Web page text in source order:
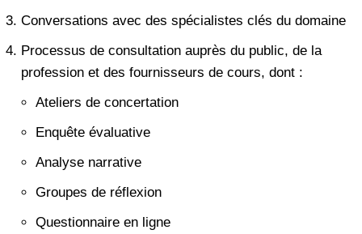
Conversations avec des spécialistes clés du domaine
Processus de consultation auprès du public, de la
profession et des fournisseurs de cours, dont :
Ateliers de concertation
Enquête évaluative
Analyse narrative
Groupes de réflexion
Questionnaire en ligne